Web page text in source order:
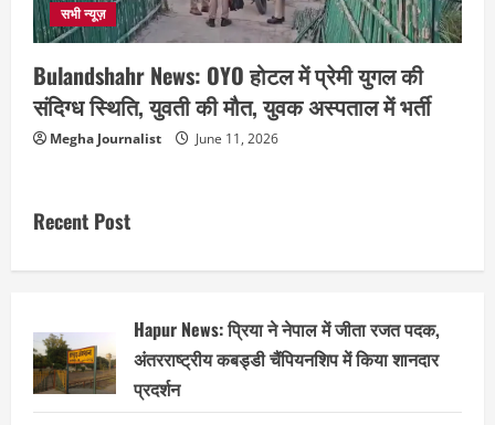
सभी न्यूज़
Bulandshahr News: OYO होटल में प्रेमी युगल की
संदिग्ध स्थिति, युवती की मौत, युवक अस्पताल में भर्ती
Megha Journalist June 11, 2026
Recent Post
Hapur News: प्रिया ने नेपाल में जीता रजत पदक,
अंतरराष्ट्रीय कबड्डी चैंपियनशिप में किया शानदार
प्रदर्शन